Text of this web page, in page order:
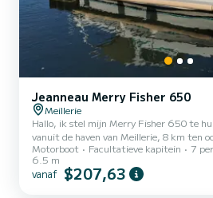
Jeanneau Merry Fisher 650
Meillerie
Hallo, ik stel mijn Merry Fisher 650 te huur voor, beschikbaar
vanuit de haven van Meillerie, 8 km ten
aan het Meer van Genève. Ik zal u graag
over het Bovenmeer terwijl we een
uitleg geven over de geschiedenis van
Motorboot Facultatieve kapitein 7
6.5 m
vanaf $207,63